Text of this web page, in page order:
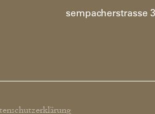
sempacherstrasse